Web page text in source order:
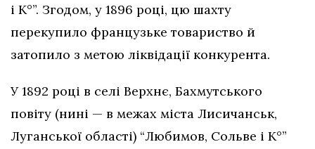
і К°”. Згодом, у 1896 році, цю шахту
перекупило французьке товариство й
затопило з метою ліквідації конкурента.
У 1892 році в селі Верхнє, Бахмутського
повіту (нині — в межах міста Лисичанськ,
Луганської області) “Любимов, Сольве і К°”